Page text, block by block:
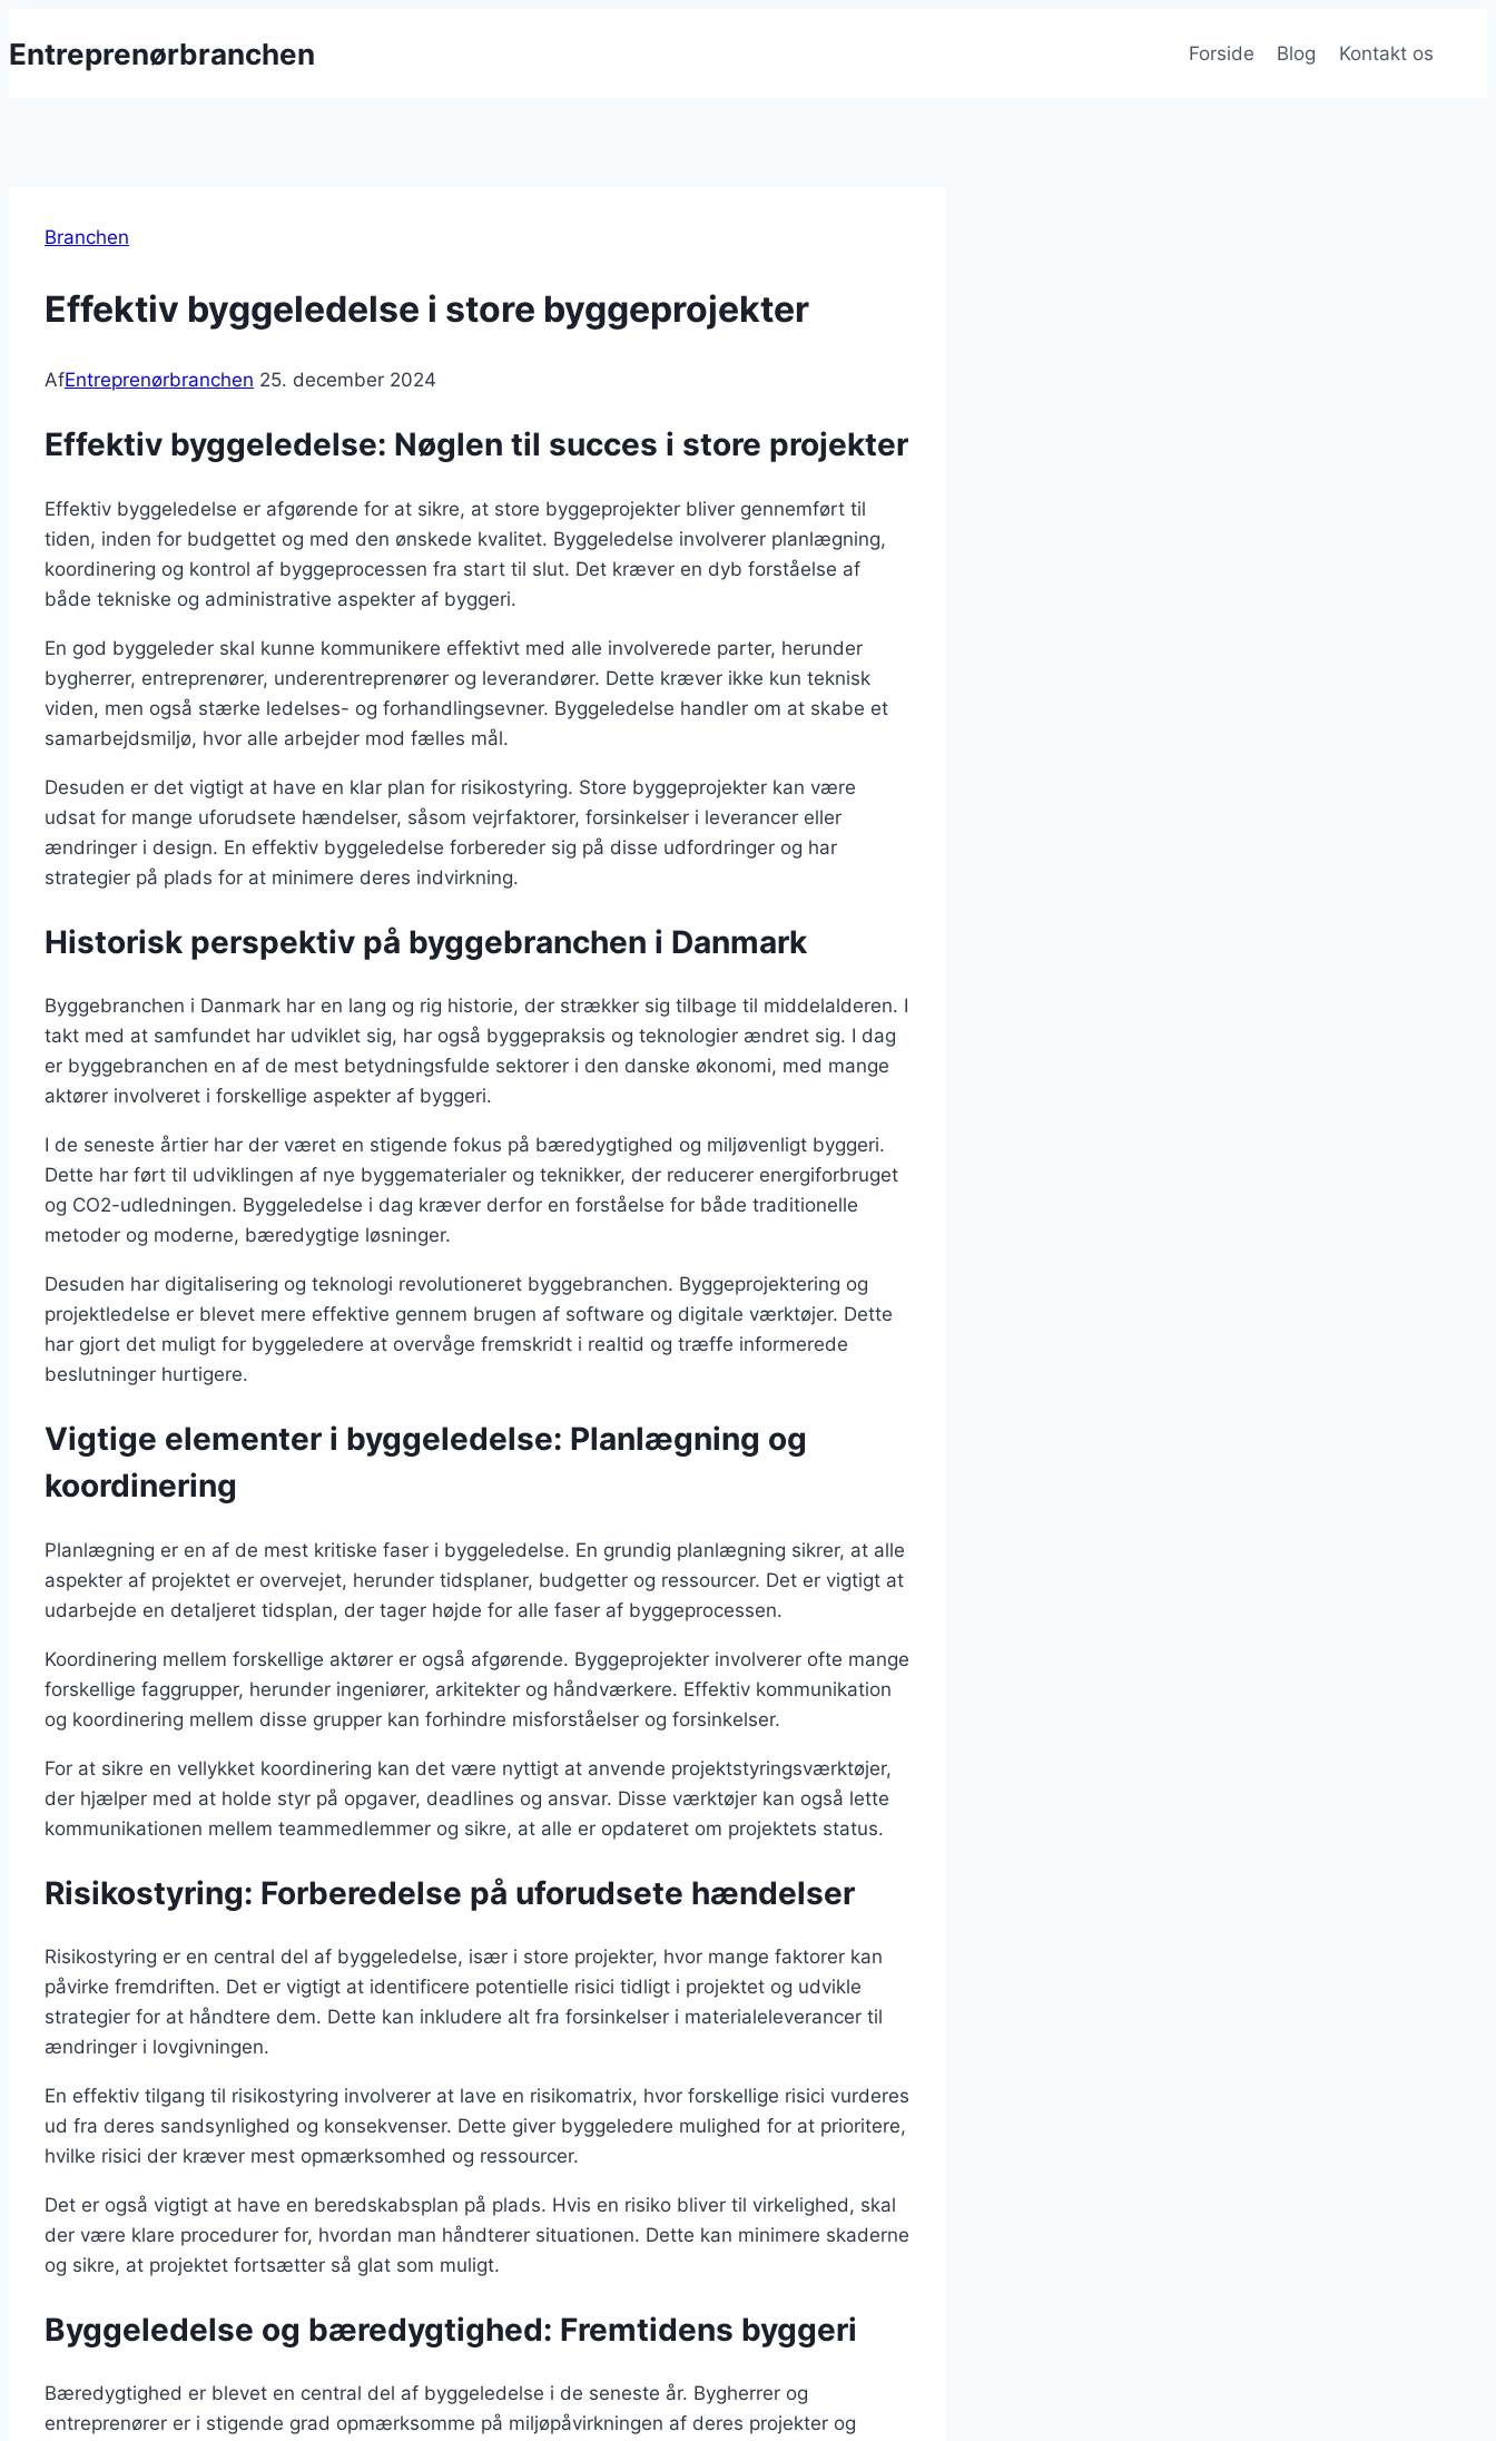
til
Entreprenørbranchen Forside Blog Kontakt os
Branchen
Effektiv byggeledelse i store byggeprojekter
AfEntreprenørbranchen 25. december 2024
Effektiv byggeledelse: Nøglen til succes i store projekter
Effektiv byggeledelse er afgørende for at sikre, at store byggeprojekter bliver gennemført til
tiden, inden for budgettet og med den ønskede kvalitet. Byggeledelse involverer planlægning,
koordinering og kontrol af byggeprocessen fra start til slut. Det kræver en dyb forståelse af
både tekniske og administrative aspekter af byggeri.
En god byggeleder skal kunne kommunikere effektivt med alle involverede parter, herunder
bygherrer, entreprenører, underentreprenører og leverandører. Dette kræver ikke kun teknisk
viden, men også stærke ledelses- og forhandlingsevner. Byggeledelse handler om at skabe et
samarbejdsmiljø, hvor alle arbejder mod fælles mål.
Desuden er det vigtigt at have en klar plan for risikostyring. Store byggeprojekter kan være
udsat for mange uforudsete hændelser, såsom vejrfaktorer, forsinkelser i leverancer eller
ændringer i design. En effektiv byggeledelse forbereder sig på disse udfordringer og har
strategier på plads for at minimere deres indvirkning.
Historisk perspektiv på byggebranchen i Danmark
Byggebranchen i Danmark har en lang og rig historie, der strækker sig tilbage til middelalderen. I
takt med at samfundet har udviklet sig, har også byggepraksis og teknologier ændret sig. I dag
er byggebranchen en af de mest betydningsfulde sektorer i den danske økonomi, med mange
aktører involveret i forskellige aspekter af byggeri.
I de seneste årtier har der været en stigende fokus på bæredygtighed og miljøvenligt byggeri.
Dette har ført til udviklingen af nye byggematerialer og teknikker, der reducerer energiforbruget
og CO2-udledningen. Byggeledelse i dag kræver derfor en forståelse for både traditionelle
metoder og moderne, bæredygtige løsninger.
Desuden har digitalisering og teknologi revolutioneret byggebranchen. Byggeprojektering og
projektledelse er blevet mere effektive gennem brugen af software og digitale værktøjer. Dette
har gjort det muligt for byggeledere at overvåge fremskridt i realtid og træffe informerede
beslutninger hurtigere.
Vigtige elementer i byggeledelse: Planlægning og
koordinering
Planlægning er en af de mest kritiske faser i byggeledelse. En grundig planlægning sikrer, at alle
aspekter af projektet er overvejet, herunder tidsplaner, budgetter og ressourcer. Det er vigtigt at
udarbejde en detaljeret tidsplan, der tager højde for alle faser af byggeprocessen.
Koordinering mellem forskellige aktører er også afgørende. Byggeprojekter involverer ofte mange
forskellige faggrupper, herunder ingeniører, arkitekter og håndværkere. Effektiv kommunikation
og koordinering mellem disse grupper kan forhindre misforståelser og forsinkelser.
For at sikre en vellykket koordinering kan det være nyttigt at anvende projektstyringsværktøjer,
der hjælper med at holde styr på opgaver, deadlines og ansvar. Disse værktøjer kan også lette
kommunikationen mellem teammedlemmer og sikre, at alle er opdateret om projektets status.
Risikostyring: Forberedelse på uforudsete hændelser
Risikostyring er en central del af byggeledelse, især i store projekter, hvor mange faktorer kan
påvirke fremdriften. Det er vigtigt at identificere potentielle risici tidligt i projektet og udvikle
strategier for at håndtere dem. Dette kan inkludere alt fra forsinkelser i materialeleverancer til
ændringer i lovgivningen.
En effektiv tilgang til risikostyring involverer at lave en risikomatrix, hvor forskellige risici vurderes
ud fra deres sandsynlighed og konsekvenser. Dette giver byggeledere mulighed for at prioritere,
hvilke risici der kræver mest opmærksomhed og ressourcer.
Det er også vigtigt at have en beredskabsplan på plads. Hvis en risiko bliver til virkelighed, skal
der være klare procedurer for, hvordan man håndterer situationen. Dette kan minimere skaderne
og sikre, at projektet fortsætter så glat som muligt.
Byggeledelse og bæredygtighed: Fremtidens byggeri
Bæredygtighed er blevet en central del af byggeledelse i de seneste år. Bygherrer og
entreprenører er i stigende grad opmærksomme på miljøpåvirkningen af deres projekter og